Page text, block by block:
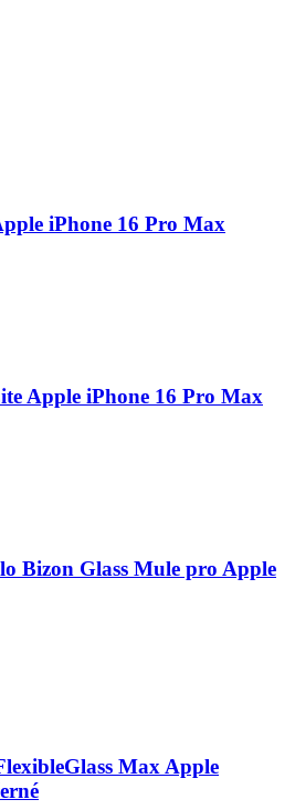
iPhone 16 Pro Max
Apple iPhone 16 Pro Max
Bizon Glass Mule pro Apple
Max Apple